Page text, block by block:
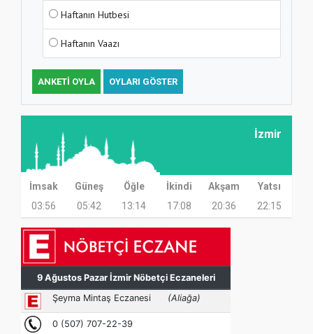
MÜFTÜ ABULSELAM ÖZDERE’YE ZİYARET
Hz. Peygamber ve Gençlik Konferansı
Haftanın Hutbesi
Haftanın Vaazı
ANKETI OYLA OYLARI GÖSTER
İzmir
İmsak Güneş Öğle İkindi Akşam
Yatsı
03:56
05:42 13:14 17:08 20:36 22:15